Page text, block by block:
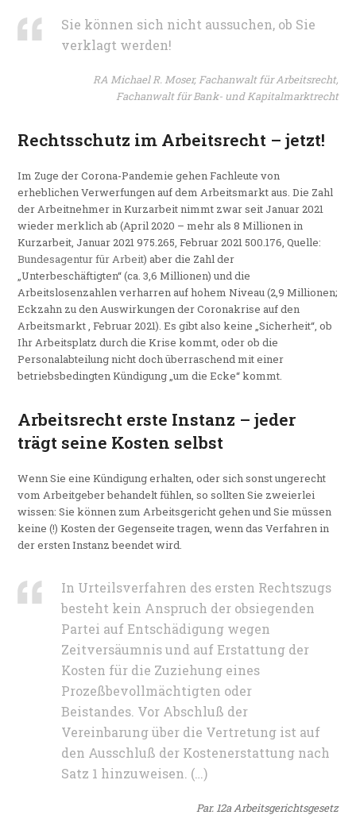
Sie können sich nicht aussuchen, ob Sie
verklagt werden!
RA Michael R. Moser, Fachanwalt für Arbeitsrecht,
Fachanwalt für Bank- und Kapitalmarktrecht
Rechtsschutz im Arbeitsrecht – jetzt!
Im Zuge der Corona-Pandemie gehen Fachleute von
erheblichen Verwerfungen auf dem Arbeitsmarkt aus. Die Zahl
der Arbeitnehmer in Kurzarbeit nimmt zwar seit Januar 2021
wieder merklich ab (April 2020 – mehr als 8 Millionen in
Kurzarbeit, Januar 2021 975.265, Februar 2021 500.176, Quelle:
Bundesagentur für Arbeit) aber die Zahl der
„Unterbeschäftigten“ (ca. 3,6 Millionen) und die
Arbeitslosenzahlen verharren auf hohem Niveau (2,9 Millionen;
Eckzahn zu den Auswirkungen der Coronakrise auf den
Arbeitsmarkt , Februar 2021). Es gibt also keine „Sicherheit“, ob
Ihr Arbeitsplatz durch die Krise kommt, oder ob die
Personalabteilung nicht doch überraschend mit einer
betriebsbedingten Kündigung „um die Ecke“ kommt.
Arbeitsrecht erste Instanz – jeder
trägt seine Kosten selbst
Wenn Sie eine Kündigung erhalten, oder sich sonst ungerecht
vom Arbeitgeber behandelt fühlen, so sollten Sie zweierlei
wissen: Sie können zum Arbeitsgericht gehen und Sie müssen
keine (!) Kosten der Gegenseite tragen, wenn das Verfahren in
der ersten Instanz beendet wird.
In Urteilsverfahren des ersten Rechtszugs
besteht kein Anspruch der obsiegenden
Partei auf Entschädigung wegen
Zeitversäumnis und auf Erstattung der
Kosten für die Zuziehung eines
Prozeßbevollmächtigten oder
Beistandes. Vor Abschluß der
Vereinbarung über die Vertretung ist auf
den Ausschluß der Kostenerstattung nach
Satz 1 hinzuweisen. (…)
Par. 12a Arbeitsgerichtsgesetz